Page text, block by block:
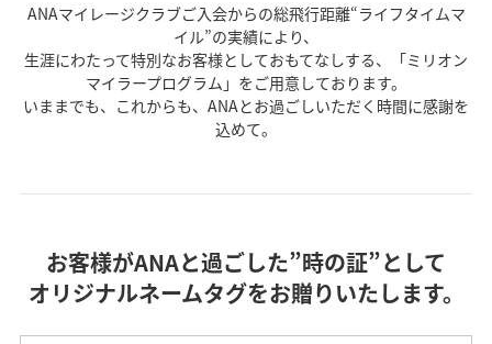
ANAマイレージクラブご入会からの総飛行距離“ライフタイムマ
イル”の実績により、
生涯にわたって特別なお客様としておもてなしする、「ミリオン
マイラープログラム」をご用意しております。
いままでも、これからも、ANAとお過ごしいただく時間に感謝を
込めて。
お客様がANAと過ごした”時の証”として
オリジナルネームタグをお贈りいたします。